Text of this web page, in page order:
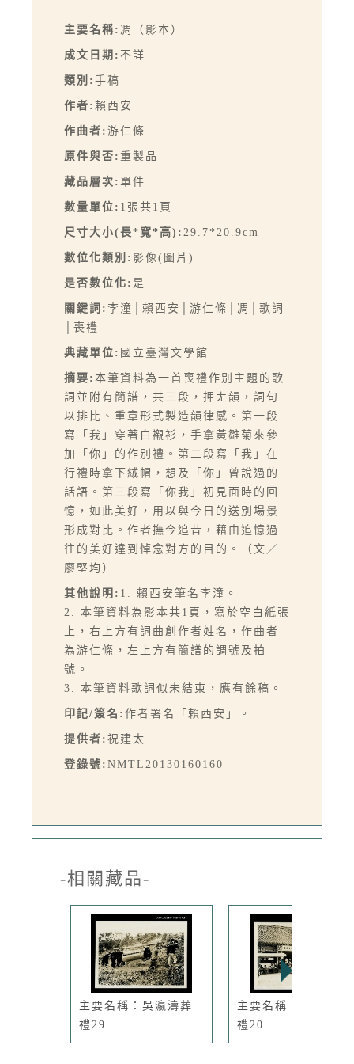
主要名稱: 凋（影本）
成文日期: 不詳
類別: 手稿
作者: 賴西安
作曲者: 游仁條
原件與否: 重製品
藏品層次: 單件
數量單位: 1張共1頁
尺寸大小(長*寬*高): 29.7*20.9cm
數位化類別: 影像(圖片)
是否數位化: 是
關鍵詞: 李潼│賴西安│游仁條│凋│歌詞
│喪禮
典藏單位: 國立臺灣文學館
摘要: 本筆資料為一首喪禮作別主題的歌
詞並附有簡譜，共三段，押ㄤ韻，詞句
以排比、重章形式製造韻律感。第一段
寫「我」穿著白襯衫，手拿黃雛菊來參
加「你」的作別禮。第二段寫「我」在
行禮時拿下絨帽，想及「你」曾說過的
話語。第三段寫「你我」初見面時的回
憶，如此美好，用以與今日的送別場景
形成對比。作者撫今追昔，藉由追憶過
往的美好達到悼念對方的目的。（文／
廖堅均）
其他說明: 1. 賴西安筆名李潼。
2. 本筆資料為影本共1頁，寫於空白紙張
上，右上方有詞曲創作者姓名，作曲者
為游仁條，左上方有簡譜的調號及拍
號。
3. 本筆資料歌詞似未結束，應有餘稿。
印記/簽名: 作者署名「賴西安」。
提供者: 祝建太
登錄號: NMTL20130160160
-相關藏品-
主要名稱：吳瀛濤葬
禮29
主要名稱：吳瀛濤葬
禮20